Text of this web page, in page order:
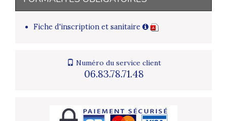
Fiche d'inscription et sanitaire
Numéro du service client
06.83.78.71.48